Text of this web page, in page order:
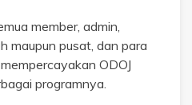
member, admin,
maupun pusat, dan para
ODOJ
programnya.